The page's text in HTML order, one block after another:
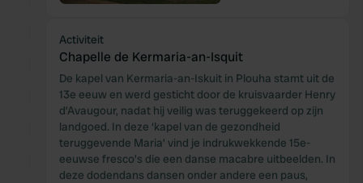
Activiteit
Chapelle de Kermaria-an-Isquit
De kapel van Kermaria-an-Iskuit in Plouha stamt uit de
13e eeuw en werd gesticht door de kruisvaarder Henry
d’Avaugour, nadat hij veilig was teruggekeerd op zijn
landgoed. In deze ‘kapel van de gezondheid
teruggevende Maria’ vind je indrukwekkende 15e-
eeuwse fresco’s die een danse macabre uitbeelden. In
deze dodendans dansen onder andere een paus,